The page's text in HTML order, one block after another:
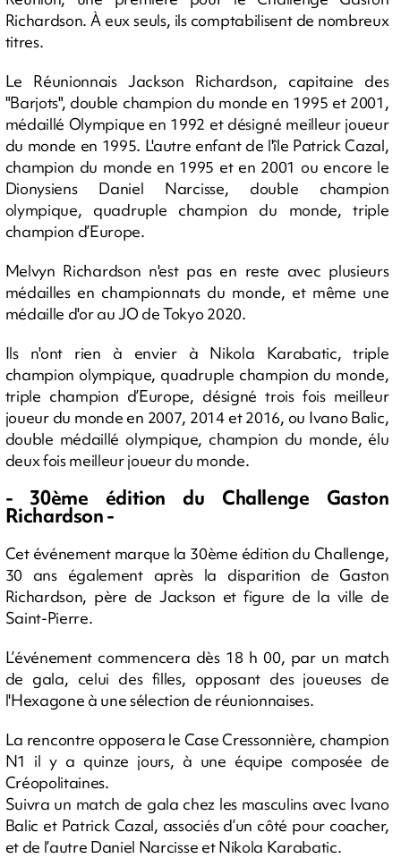
Richardson. À eux seuls, ils comptabilisent de nombreux
titres.
Le Réunionnais Jackson Richardson, capitaine des
"Barjots", double champion du monde en 1995 et 2001,
médaillé Olympique en 1992 et désigné meilleur joueur
du monde en 1995. L'autre enfant de l'île Patrick Cazal,
champion du monde en 1995 et en 2001 ou encore le
Dionysiens Daniel Narcisse, double champion
olympique, quadruple champion du monde, triple
champion d’Europe.
Melvyn Richardson n'est pas en reste avec plusieurs
médailles en championnats du monde, et même une
médaille d'or au JO de Tokyo 2020.
Ils n'ont rien à envier à Nikola Karabatic, triple
champion olympique, quadruple champion du monde,
triple champion d’Europe, désigné trois fois meilleur
joueur du monde en 2007, 2014 et 2016, ou Ivano Balic,
double médaillé olympique, champion du monde, élu
deux fois meilleur joueur du monde.
- 30ème édition du Challenge Gaston
Richardson -
Cet événement marque la 30ème édition du Challenge,
30 ans également après la disparition de Gaston
Richardson, père de Jackson et figure de la ville de
Saint-Pierre.
L’événement commencera dès 18 h 00, par un match
de gala, celui des filles, opposant des joueuses de
l'Hexagone à une sélection de réunionnaises.
La rencontre opposera le Case Cressonnière, champion
N1 il y a quinze jours, à une équipe composée de
Créopolitaines.
Suivra un match de gala chez les masculins avec Ivano
Balic et Patrick Cazal, associés d’un côté pour coacher,
et de l’autre Daniel Narcisse et Nikola Karabatic.